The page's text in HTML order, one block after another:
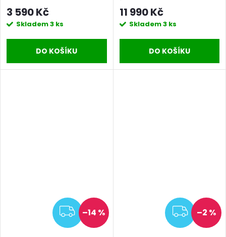
3 590 Kč
Skladem3 ks
DO KOŠÍKU
11 990 Kč
Skladem3 ks
DO KOŠÍKU
ZDARMA
–14 % –2 %